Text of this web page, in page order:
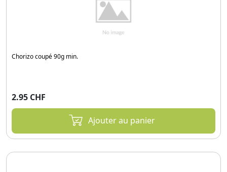
Chorizo coupé 90g min.
2.95 CHF
Ajouter au panier